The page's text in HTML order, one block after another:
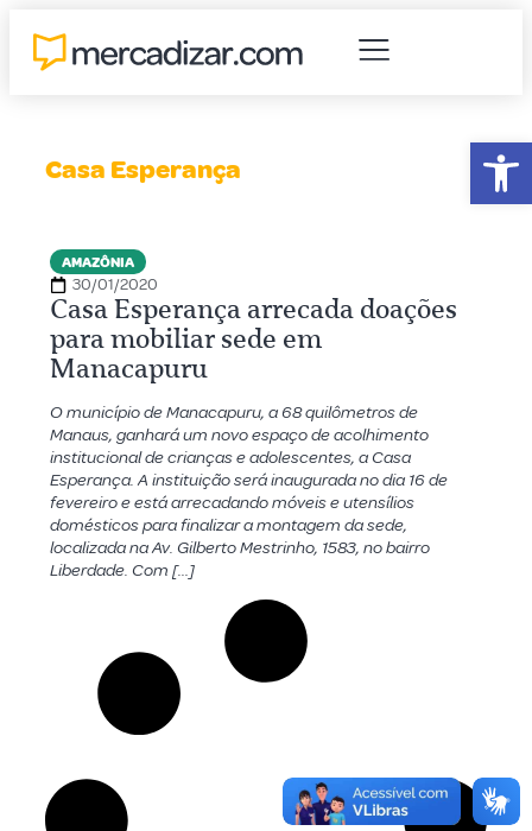
Casa Esperança
AMAZÔNIA
30/01/2020
Casa Esperança arrecada doações
para mobiliar sede em
Manacapuru
O município de Manacapuru, a 68 quilômetros de
Manaus, ganhará um novo espaço de acolhimento
institucional de crianças e adolescentes, a Casa
Esperança. A instituição será inaugurada no dia 16 de
fevereiro e está arrecadando móveis e utensílios
domésticos para finalizar a montagem da sede,
localizada na Av. Gilberto Mestrinho, 1583, no bairro
Liberdade. Com […]